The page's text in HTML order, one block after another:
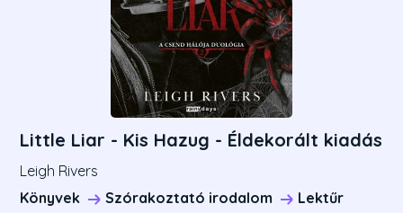
Little Liar - Kis Hazug - Éldekorált kiadás
Leigh Rivers
Könyvek
Szórakoztató irodalom
Lektűr